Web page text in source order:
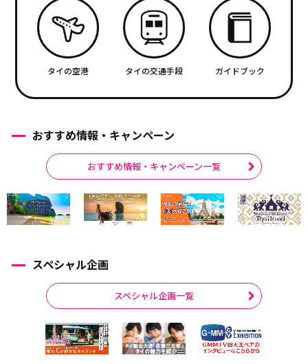
タイの空港 タイの交通手段 ガイドブック
おすすめ情報・キャンペーン
おすすめ情報・キャンペーン一覧
スペシャル企画
スペシャル企画一覧